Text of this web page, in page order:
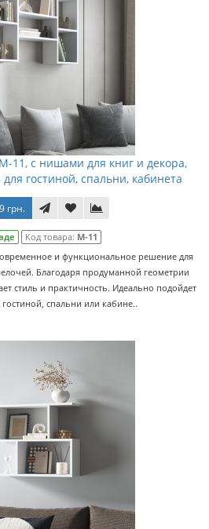
11, с нишами для книг и декора,
гостиной, спальни, кабинета
грн.
Код товара: M-11
и функциональное решение для
Благодаря продуманной геометрии
стиль и практичность. Идеально подойдет
спальни или кабине..